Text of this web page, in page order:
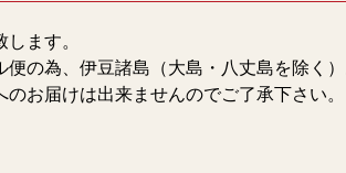
ます。
の為、伊豆諸島（大島・八丈島を除く
お届けは出来ませんのでご了承下さい。